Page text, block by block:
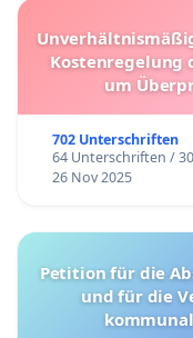
Kostenregelung
um
702 Unterschriften
64 Unterschriften /
26 Nov 2025
Petition für die Abschaffung der Tötungsstationen
und für die